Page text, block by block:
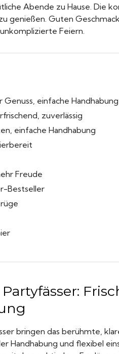
Abende zu Hause. Die
genießen. Guten
Feiern.
einfache Handhabung
zuverlässig
einfache Handhabung
Freude
Bestseller
bringen das berühmte,
Handhabung und flexibel